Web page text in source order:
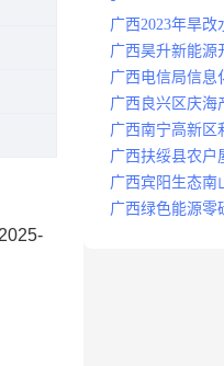
广西2023年旱改
广西昊升新能源
标
广西电信局信息
广西良兴区庆海
广西南宁高新区
广西扶绥县农户
告
广西宾阳生态南
广西绿色能源零